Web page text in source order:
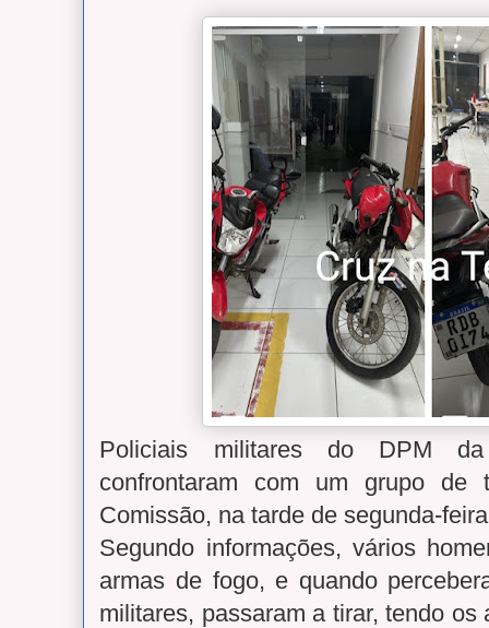
Policiais militares do DPM
confrontaram com um grupo de
Comissão, na tarde de segunda-
Segundo informações, vários
armas de fogo, e quando
militares, passaram a tirar, tendo